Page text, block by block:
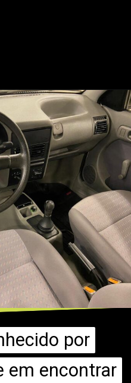
https://mundofixa.com.br/24-anos-depois-gol-special-1999-segue-com-4-mil-km-rodados/
por
em encontrar
por
em encontrar